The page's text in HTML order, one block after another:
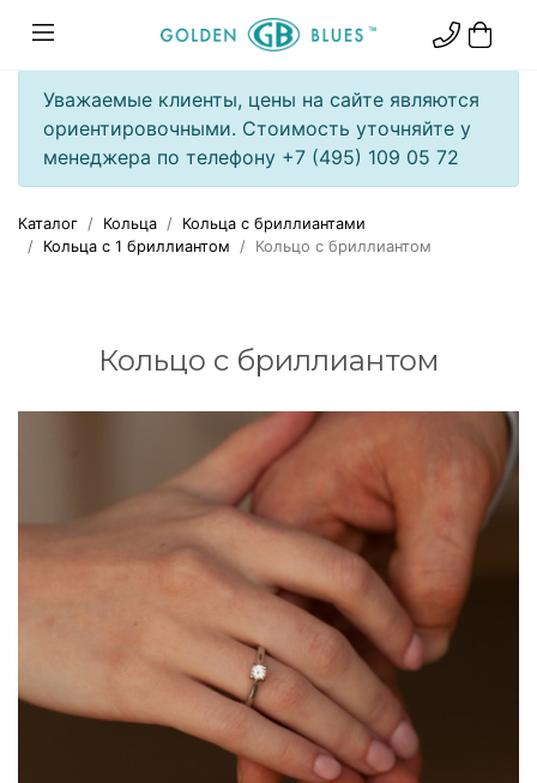
Уважаемые клиенты, цены на сайте являются
ориентировочными. Стоимость уточняйте у
менеджера по телефону +7 (495) 109 05 72
Каталог Кольца
Кольца с бриллиантами
Кольца с 1 бриллиантом
Кольцо с бриллиантом
Кольцо с бриллиантом